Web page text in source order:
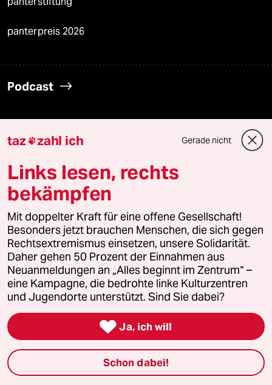
panterpreis 2026
Podcast
bundestalk
klima update°
Mauerecho
Freie Rede
reingehen
Newsletter
team zukunft
taz zahl ich Gerade nicht
Links lesen, rechts
bekämpfen
Mit doppelter Kraft für eine offene Gesellschaft!
Besonders jetzt brauchen Menschen, die sich gegen
Rechtsextremismus einsetzen, unsere Solidarität.
Daher gehen 50 Prozent der Einnahmen aus
Neuanmeldungen an „Alles beginnt im Zentrum“ –
eine Kampagne, die bedrohte linke Kulturzentren
und Jugendorte unterstützt. Sind Sie dabei?
 Ja, ich will
Schon dabei!